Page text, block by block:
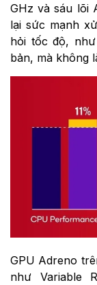
GHz và sáu lõi
lại sức mạnh
hỏi tốc độ,
bản, mà không
GPU Adreno
như Variable